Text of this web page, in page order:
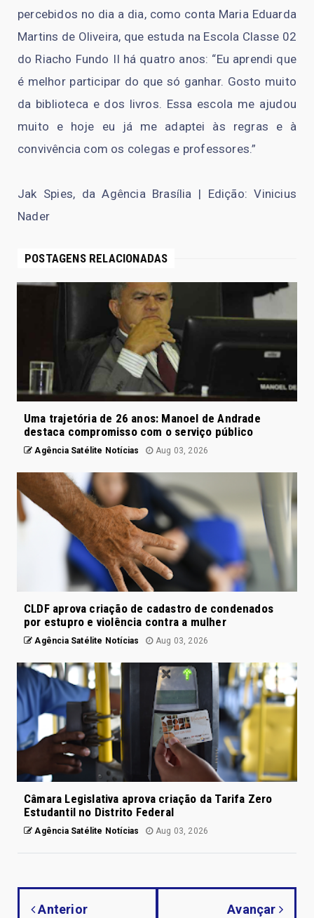
percebidos no dia a dia, como conta Maria Eduarda
Martins de Oliveira, que estuda na Escola Classe 02
do Riacho Fundo II há quatro anos: “Eu aprendi que
é melhor participar do que só ganhar. Gosto muito
da biblioteca e dos livros. Essa escola me ajudou
muito e hoje eu já me adaptei às regras e à
convivência com os colegas e professores.”
Jak Spies, da Agência Brasília | Edição: Vinicius
Nader
POSTAGENS RELACIONADAS
Uma trajetória de 26 anos: Manoel de Andrade
destaca compromisso com o serviço público
Agência Satélite Notícias Aug 03, 2026
CLDF aprova criação de cadastro de condenados
por estupro e violência contra a mulher
Agência Satélite Notícias Aug 03, 2026
Câmara Legislativa aprova criação da Tarifa Zero
Estudantil no Distrito Federal
Agência Satélite Notícias Aug 03, 2026
Anterior Avançar